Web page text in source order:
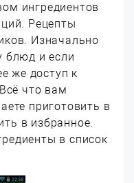
ингредиентов
Рецепты
Изначально
блюд и если
же доступ к
что вам
приготовить в
в избранное.
в список